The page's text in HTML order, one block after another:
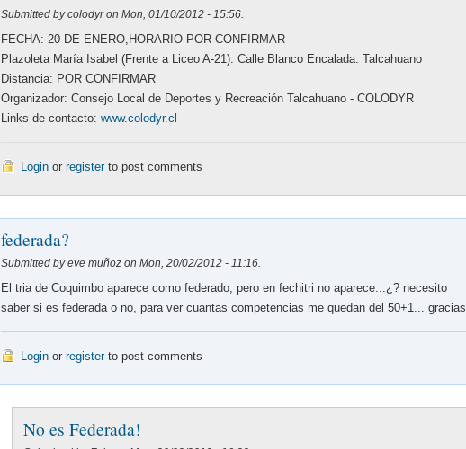
Submitted by colodyr on Mon, 01/10/2012 - 15:56.
FECHA: 20 DE ENERO,HORARIO POR CONFIRMAR
Plazoleta María Isabel (Frente a Liceo A-21). Calle Blanco Encalada. Talcahuano
Distancia: POR CONFIRMAR
Organizador: Consejo Local de Deportes y Recreación Talcahuano - COLODYR
Links de contacto:www.colodyr.cl
Login orregisterto post comments
federada?
Submitted by eve muñoz on Mon, 20/02/2012 - 11:16.
El tria de Coquimbo aparece como federado, pero en fechitri no aparece...¿? necesito
saber si es federada o no, para ver cuantas competencias me quedan del 50+1... gracias
Login orregisterto post comments
No es Federada!